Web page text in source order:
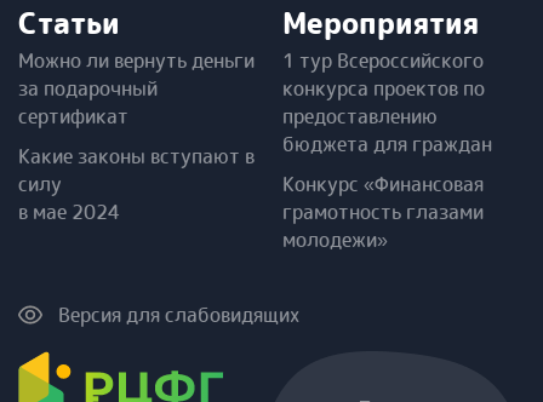
Статьи
Можно ли вернуть деньги
за подарочный
сертификат
Какие законы вступают в
силу
в мае 2024
Мероприятия
1 тур Всероссийского
конкурса проектов по
предоставлению
бюджета для граждан
Конкурс «Финансовая
грамотность глазами
молодежи»
Версия для слабовидящих